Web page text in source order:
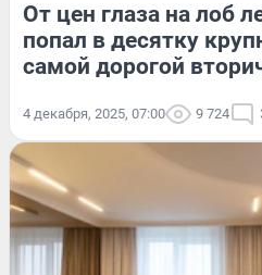
От цен глаза на лоб
попал в десятку
самой дорогой
4 декабря, 2025, 07:00 9 724